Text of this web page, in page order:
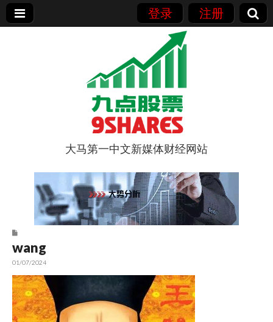
登录 注册
9点股票
大马第一中文新媒体财经网站
wang
01/07/2024